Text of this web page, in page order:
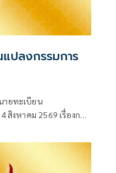
แปลงกรรมการ
ายทะเบียน
สิงหาคม 2569 เรื่องการ